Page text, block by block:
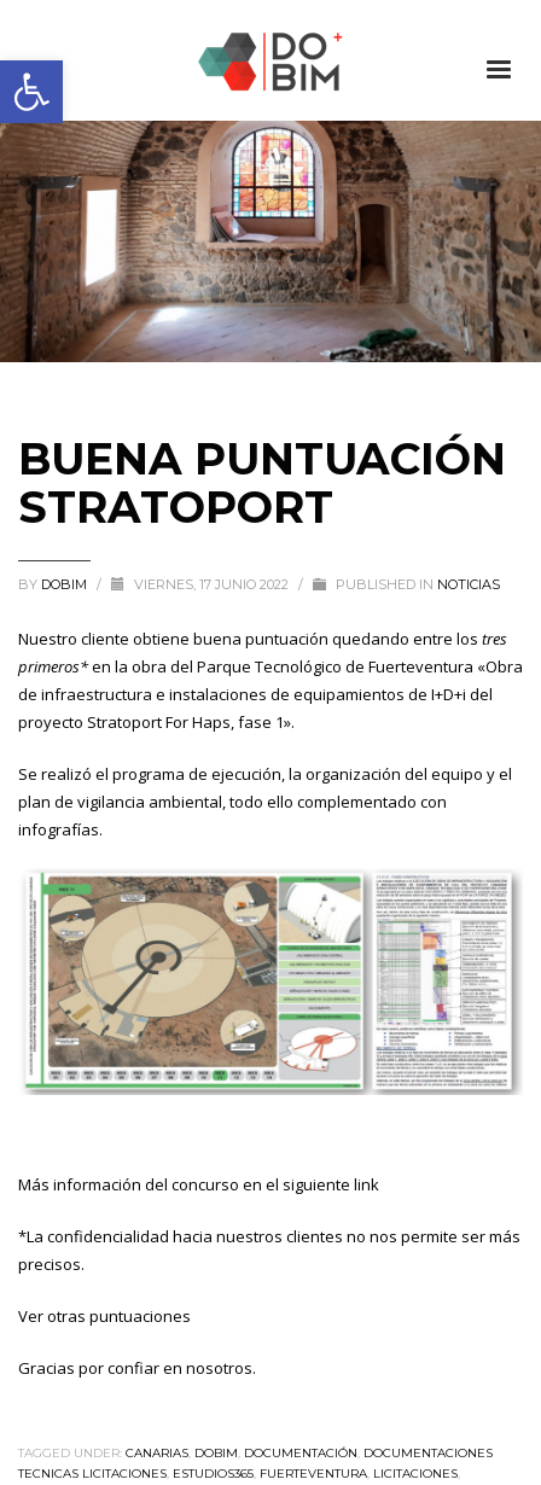
Abrir barra de herramientas
BUENA PUNTUACIÓN
STRATOPORT
BY DOBIM / VIERNES, 17 JUNIO 2022 / PUBLISHED IN NOTICIAS
Nuestro cliente obtiene buena puntuación quedando entre los tres
primeros*en la obra del Parque Tecnológico de Fuerteventura «Obra
de infraestructura e instalaciones de equipamientos de I+D+i del
proyecto Stratoport For Haps, fase 1».
Se realizó el programa de ejecución, la organización del equipo y el
plan de vigilancia ambiental, todo ello complementado con
infografías.
Más información del concurso en el siguiente link
*La confidencialidad hacia nuestros clientes no nos permite ser más
precisos.
Ver otras puntuaciones
Gracias por confiar en nosotros.
TAGGED UNDER: CANARIAS, DOBIM, DOCUMENTACIÓN, DOCUMENTACIONES
TECNICAS LICITACIONES, ESTUDIOS365, FUERTEVENTURA, LICITACIONES,